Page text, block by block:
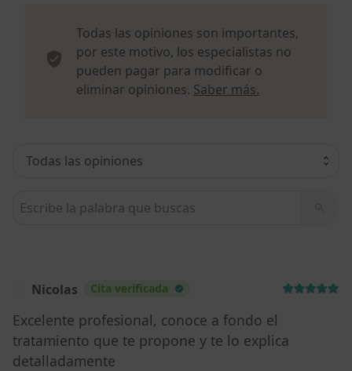
Todas las opiniones son importantes,
por este motivo, los especialistas no
pueden pagar para modificar o
eliminar opiniones. Saber más.
Busca en opiniones
Nicolas Cita verificada
Excelente profesional, conoce a fondo el
tratamiento que te propone y te lo explica
detalladamente